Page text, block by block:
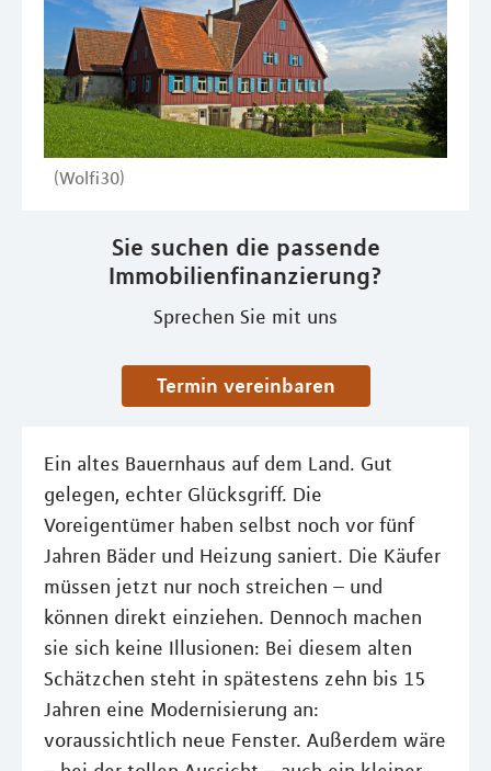
(Wolfi30)
Sie suchen die passende
Immobilienfinanzierung?
Sprechen Sie mit uns
Termin vereinbaren
Ein altes Bauernhaus auf dem Land. Gut
gelegen, echter Glücksgriff. Die
Voreigentümer haben selbst noch vor fünf
Jahren Bäder und Heizung saniert. Die Käufer
müssen jetzt nur noch streichen – und
können direkt einziehen. Dennoch machen
sie sich keine Illusionen: Bei diesem alten
Schätzchen steht in spätestens zehn bis 15
Jahren eine Modernisierung an:
voraussichtlich neue Fenster. Außerdem wäre